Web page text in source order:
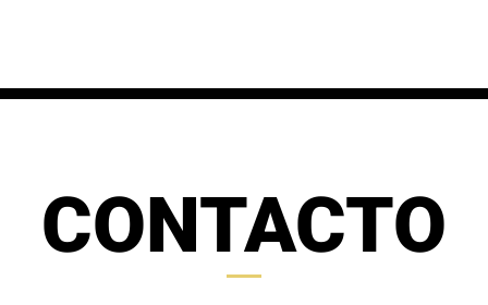
CONTACTO